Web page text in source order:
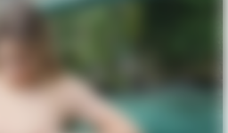
Your Cancer Risk – Number 4